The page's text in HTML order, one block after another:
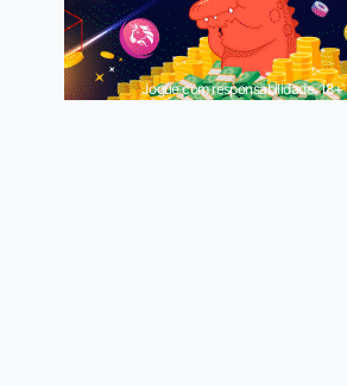
Jogue com responsabilidade. 18+